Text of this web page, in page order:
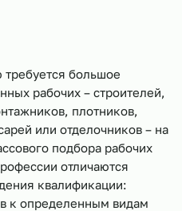
большое
рабочих – строителей,
плотников,
или отделочников – на
подбора рабочих
отличаются
квалификации:
к определенным видам